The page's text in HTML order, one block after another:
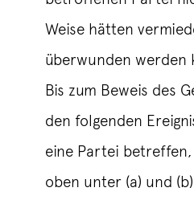
Weise hätten
überwunden werden
Bis zum Beweis des
den folgenden
eine Partei
oben unter (a) und